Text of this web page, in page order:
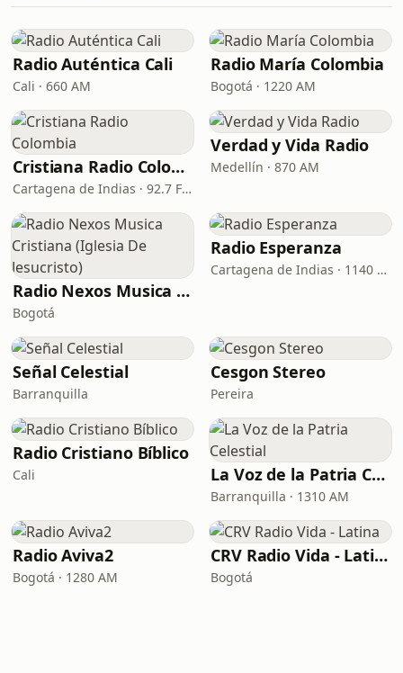
Radio Auténtica Cali
Cali · 660 AM
Radio María Colombia
Bogotá · 1220 AM
Cristiana Radio Colombia
Cartagena de Indias · 92.7 FM
Verdad y Vida Radio
Medellín · 870 AM
Radio Nexos Musica Cristiana (Iglesia De Jesucristo)
Bogotá
Radio Esperanza
Cartagena de Indias · 1140 AM
Señal Celestial
Barranquilla
Cesgon Stereo
Pereira
Radio Cristiano Bíblico
Cali La Voz de la Patria Celestial
Barranquilla · 1310 AM
Radio Aviva2
Bogotá · 1280 AM
CRV Radio Vida - Latina
Bogotá